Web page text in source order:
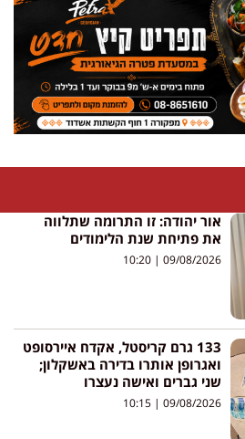
אור יהודה: זו התרומה שתלווה
את פתיחת שנת הלימודים
09/08/2026
133 גרם קריסטל, אקדח איירסופט
ואגרופן אותרו בדירה באשקלון;
שני גברים ואישה נעצרו
09/08/2026